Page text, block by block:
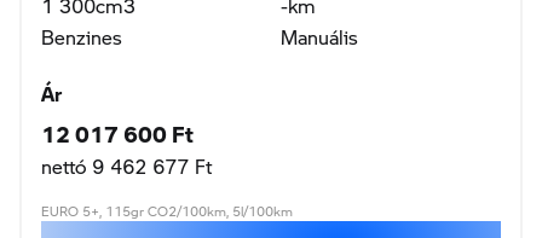
1 300cm3
Benzines
-km
Manuális
Ár
12 017 600 Ft
nettó 9 462 677 Ft
EURO 5+, 115gr CO2/100km, 5l/100km